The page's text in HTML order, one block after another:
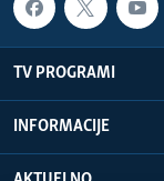
TV PROGRAMI
INFORMACIJE